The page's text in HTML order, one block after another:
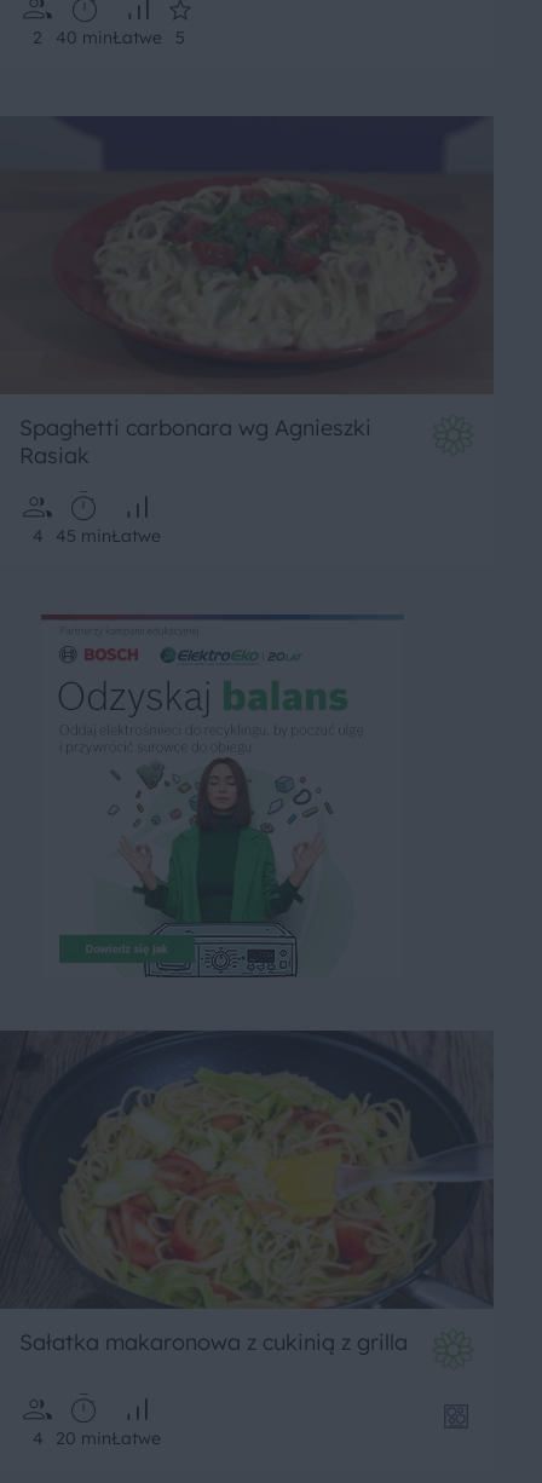
2 40 minŁatwe 5
Spaghetti carbonara wg Agnieszki
Rasiak
4 45 minŁatwe
Sałatka makaronowa z cukinią z grilla
4 20 minŁatwe